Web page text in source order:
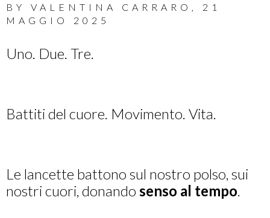
BY VALENTINA CARRARO
21
MAGGIO 2025
Uno. Due. Tre.
Battiti del cuore. Movimento. Vita.
Le lancette battono sul nostro polso, sui
nostri cuori, donando senso al tempo